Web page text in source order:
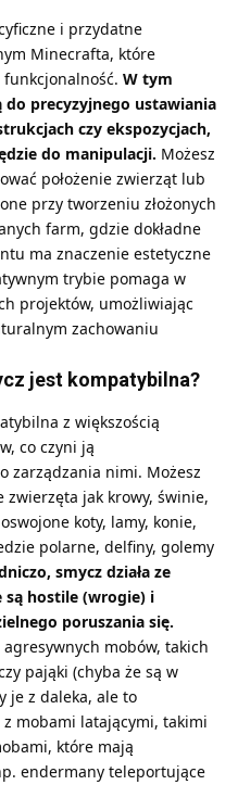
i przydatne
Minecrafta, które
W tym
do precyzyjnego ustawiania
czy ekspozycjach,
do manipulacji. Możesz
położenie zwierząt lub
przy tworzeniu złożonych
farm, gdzie dokładne
ma znaczenie estetyczne
trybie pomaga w
projektów, umożliwiając
zachowaniu
jest kompatybilna?
z większością
co czyni ją
zarządzania nimi. Możesz
jak krowy, świnie,
koty, lamy, konie,
polarne, delfiny, golemy
smycz działa ze
hostile (wrogie) i
poruszania się.
mobów, takich
pająki (chyba że są w
je z daleka, ale to
mobami latającymi, takimi
które mają
endermany teleportujące